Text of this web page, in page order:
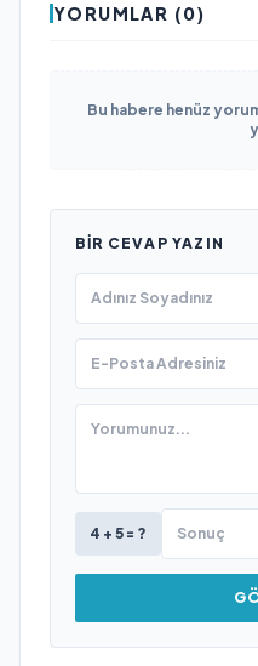
YORUMLAR (0)
Bu habere henüz
BIR CEVAP YAZIN
4 + 5 = ?